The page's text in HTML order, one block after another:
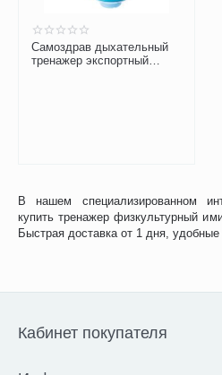
В нашем специализированном
купить тренажер физкультурный
Быстрая доставка от 1 дня,
Самоздрав дыхательный
тренажер экспортный
Кабинет покупателя